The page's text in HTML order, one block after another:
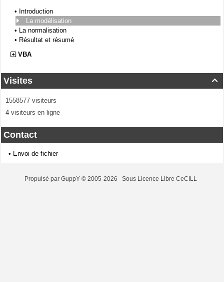
• Introduction
La modélisation
• La normalisation
• Résultat et résumé
VBA

Visites
1558577 visiteurs
4 visiteurs en ligne
Contact
• Envoi de fichier
Propulsé par GuppY © 2005-2026 Sous Licence Libre CeCILL